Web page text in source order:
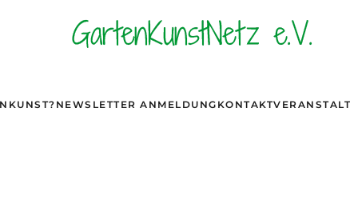
NEWSLETTER ANMELDUNG KONTAKT